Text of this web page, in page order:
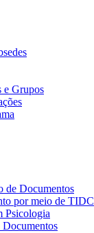
e Grupos
de Documentos
por meio de TIDC
Psicologia
Documentos